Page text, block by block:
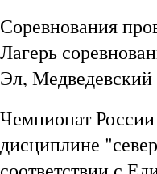
Соревнования
Лагерь
Эл,
Чемпионат
дисциплине